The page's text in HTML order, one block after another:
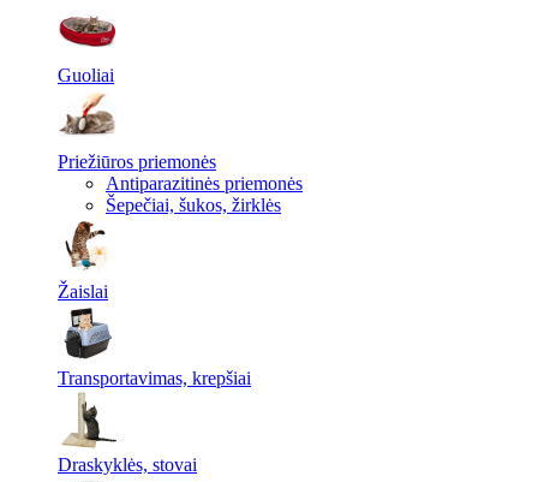
Guoliai
Priežiūros priemonės
Antiparazitinės priemonės
Šepečiai, šukos, žirklės
Žaislai
Transportavimas, krepšiai
Draskyklės, stovai